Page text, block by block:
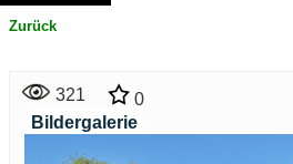
Zurück
321 0
Bildergalerie